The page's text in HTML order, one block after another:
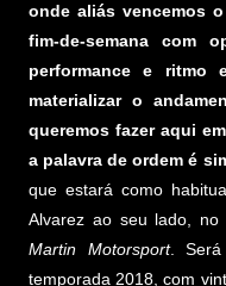
onde aliás vencemos
fim-de-semana com
performance e ritmo
materializar o
queremos fazer aqui
a palavra de ordem é
que estará como
Alvarez ao seu lado, no
Martin Motorsport.
temporada 2018, com